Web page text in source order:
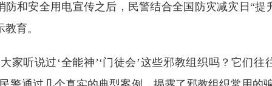
安全用电宣传之后，民警结合全国防灾减灾日“提
育。
听说过‘全能神’‘门徒会’这些邪教组织吗？它们往